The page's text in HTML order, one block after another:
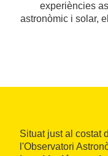
experiències
astronòmic i solar,
Situat just al costat
l'Observatori